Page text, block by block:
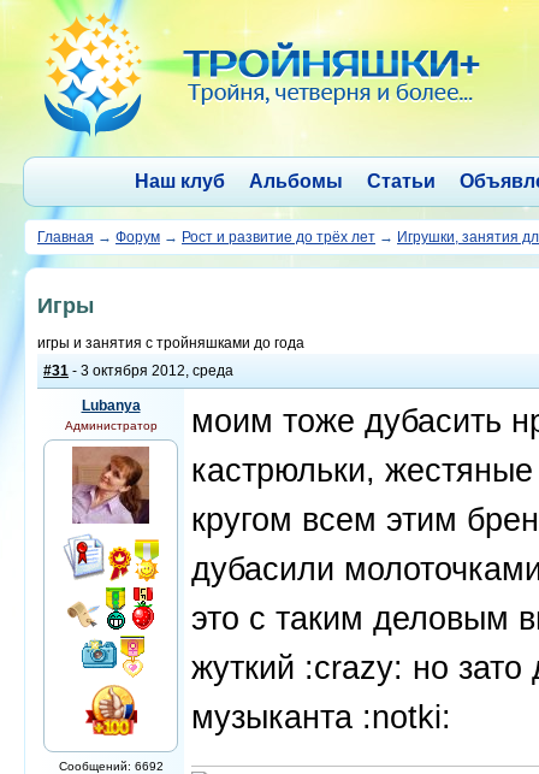
Наш клуб Альбомы Статьи
Главная → Форум → Рост и развитие до трёх лет → Игрушки, занятия
Игры
игры и занятия с тройняшками до года
#31 - 3 октября 2012, среда
Lubanya
Администратор
Сообщений: 6692
моим тоже дубасить
кастрюльки,
кругом всем этим
дубасили
это с таким деловым
жуткий :crazy: но зато
музыканта :notki: